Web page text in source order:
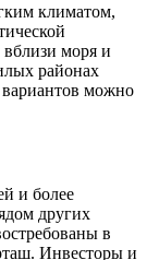
климатом,
моря и
районах
можно
и более
других
в
Инвесторы и